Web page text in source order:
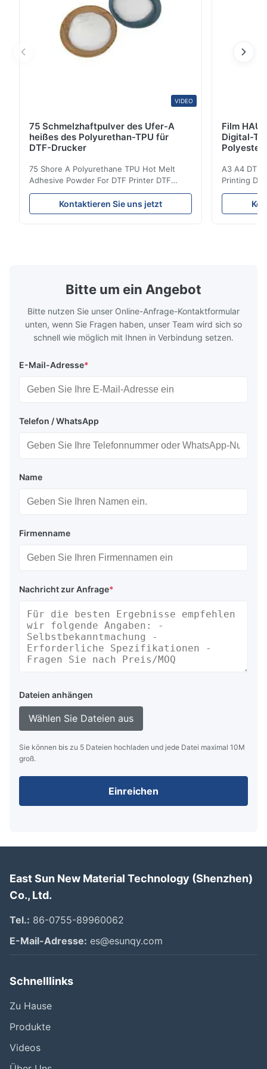
VIDEO
75 Schmelzhaftpulver des Ufer-A
heißes des Polyurethan-TPU für
DTF-Drucker
75 Shore A Polyurethane TPU Hot Melt
Adhesive Powder For DTF Printer DTF
Powder Technical Parameters Bonding
Parameters ( reference only) Temperature
110-130℃ Press 0.5-1.5 kg/cm2 Time 8-20
Kontaktieren Sie uns jetzt
Film
Digital-
A3 A4 DTF
Printing
application
textile
pattern
Bitte um ein Angebot
Bitte nutzen Sie unser Online-Anfrage-Kontaktformular
unten, wenn Sie Fragen haben, unser Team wird sich so
schnell wie möglich mit Ihnen in Verbindung setzen.
E-Mail-Adresse*
Telefon / WhatsApp
Name
Firmenname
Nachricht zur Anfrage*
Dateien anhängen
Wählen Sie Dateien aus
Sie können bis zu 5 Dateien hochladen und jede Datei maximal 10M
groß.
Einreichen
East Sun New Material Technology (Shenzhen)
Co., Ltd.
Tel.: 86-0755-89960062
E-Mail-Adresse: es@esunqy.com
Schnelllinks
Zu Hause
Produkte
Videos